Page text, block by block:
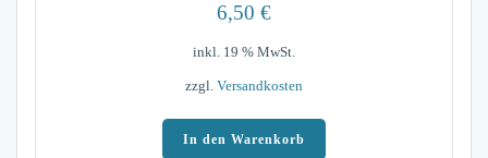
6,50 €
inkl. 19 % MwSt.
zzgl. Versandkosten
In den Warenkorb